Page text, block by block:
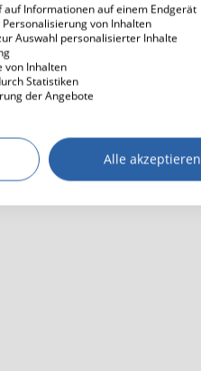
Informationen auf einem Endgerät
von Inhalten
Auswahl personalisierter Inhalte
von Inhalten
Statistiken
der Angebote
Alle akzeptieren